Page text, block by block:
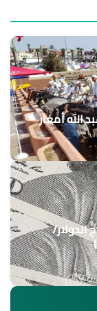
الله أمغار
زوج الدولار/